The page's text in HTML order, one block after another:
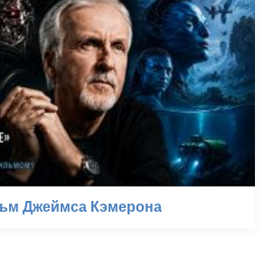
Джеймса Кэмерона